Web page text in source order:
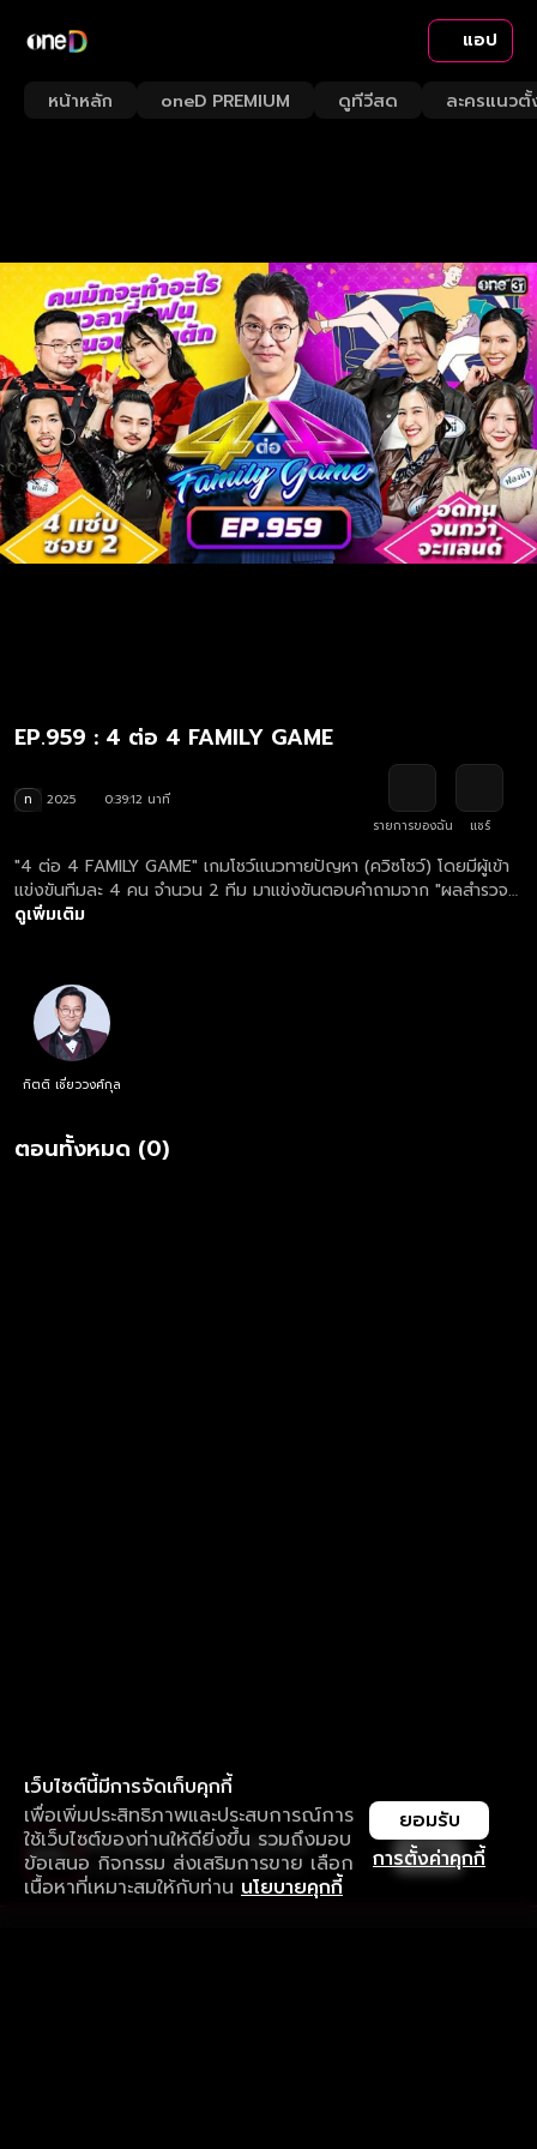
แอป
หน้าหลัก oneD PREMIUM ดูทีวีสด ละครแนวตั้
EP.959 : 4 ต่อ 4 FAMILY GAME
ท 2025
0:39:12 นาที
รายการของฉัน
แชร์
"4 ต่อ 4 FAMILY GAME" เกมโชว์แนวทายปัญหา (ควิซโชว์) โดยมีผู้เข้า
แข่งขันทีมละ 4 คน จำนวน 2 ทีม มาแข่งขันตอบคำถามจาก "ผลสำรวจ"
ดูย้อนหลังรายการ 4 ต่อ 4 FAMILY GAME ตอนใหม่ล่าสุด ทุกวันเสาร์
ดูเพิ่มเติม
กิตติ เชี่ยววงศ์กุล
ตอนทั้งหมด (0)
เว็บไซต์นี้มีการจัดเก็บคุกกี้
เพื่อเพิ่มประสิทธิภาพและประสบการณ์การ
ใช้เว็บไซต์ของท่านให้ดียิ่งขึ้น รวมถึงมอบ
ข้อเสนอ กิจกรรม ส่งเสริมการขาย เลือก
เนื้อหาที่เหมาะสมให้กับท่าน นโยบายคุกกี้
การตั้งค่าคุกกี้
ยอมรับ
ใช้งานแอป ลื่นไหลกว่า ไม่มีสะดุด
ดาวน์โหลดแอปเพื่อการรับชมที่ดีกว่า เปิด